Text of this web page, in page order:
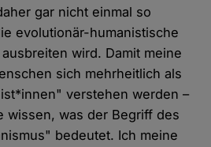
gar nicht einmal so
evolutionär-humanistische
wird. Damit meine
sich mehrheitlich als
verstehen werden –
wissen, was der Begriff des
bedeutet. Ich meine